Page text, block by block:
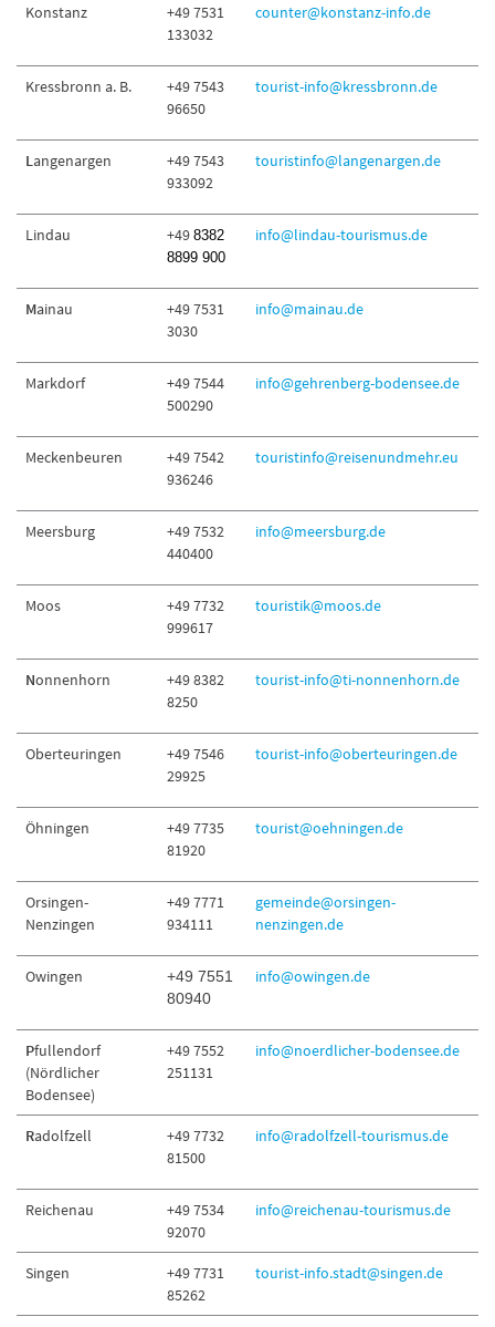
Konstanz
+49 7531
133032
counter@konstanz-info.de
Kressbronn a. B.
+49 7543
96650
tourist-info@kressbronn.de
Langenargen
+49 7543
933092
touristinfo@langenargen.de
Lindau +49 8382
8899 900
info@lindau-tourismus.de
Mainau
+49 7531
3030
info@mainau.de
Markdorf
+49 7544
500290
info@gehrenberg-bodensee.de
Meckenbeuren
+49 7542
936246
touristinfo@reisenundmehr.eu
Meersburg
+49 7532
440400
info@meersburg.de
Moos
+49 7732
999617
touristik@moos.de
Nonnenhorn
+49 8382
8250
tourist-info@ti-nonnenhorn.de
Oberteuringen
+49 7546
29925
tourist-info@oberteuringen.de
Öhningen
+49 7735
81920
tourist@oehningen.de
Orsingen-
Nenzingen
+49 7771
934111
gemeinde@orsingen-
nenzingen.de
Owingen
+49 7551
80940
info@owingen.de
Pfullendorf
(Nördlicher
Bodensee)
+49 7552
251131
info@noerdlicher-bodensee.de
Radolfzell
+49 7732
81500
info@radolfzell-tourismus.de
Reichenau
+49 7534
92070
info@reichenau-tourismus.de
Singen
+49 7731
85262
tourist-info.stadt@singen.de